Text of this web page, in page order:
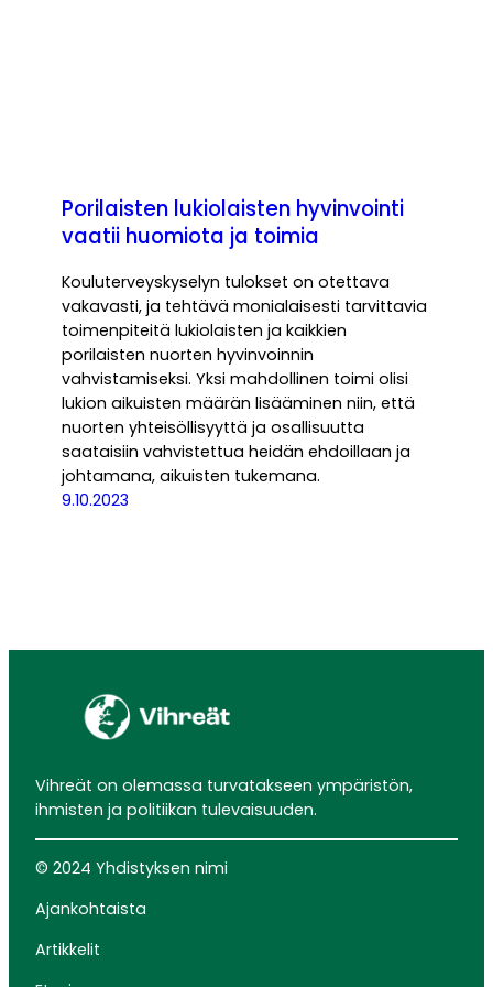
Porilaisten lukiolaisten hyvinvointi
vaatii huomiota ja toimia
Kouluterveyskyselyn tulokset on otettava
vakavasti, ja tehtävä monialaisesti tarvittavia
toimenpiteitä lukiolaisten ja kaikkien
porilaisten nuorten hyvinvoinnin
vahvistamiseksi. Yksi mahdollinen toimi olisi
lukion aikuisten määrän lisääminen niin, että
nuorten yhteisöllisyyttä ja osallisuutta
saataisiin vahvistettua heidän ehdoillaan ja
johtamana, aikuisten tukemana.
9.10.2023
Vihreät on olemassa turvatakseen ympäristön,
ihmisten ja politiikan tulevaisuuden.
© 2024 Yhdistyksen nimi
Ajankohtaista
Artikkelit